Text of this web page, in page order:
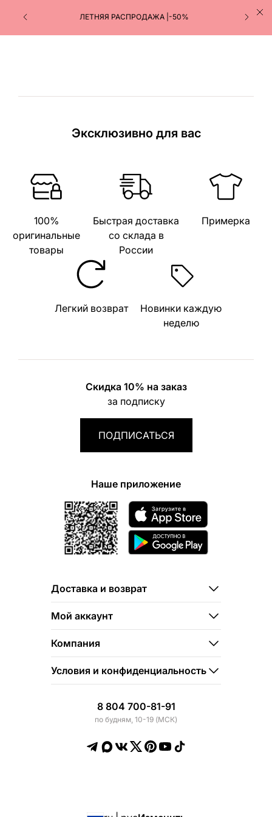
ЛЕТНЯЯ РАСПРОДАЖА |-50%
Эксклюзивно для вас
100%
оригинальные
товары
Быстрая доставка
со склада в
России
Примерка
Легкий возврат
Новинки каждую
неделю
Скидка 10% на заказ
за подписку
ПОДПИСАТЬСЯ
Наше приложение
Доставка и возврат
Мой аккаунт
Компания
Условия и конфиденциальность
8 804 700-81-91
по будням, 10-19 (МСК)